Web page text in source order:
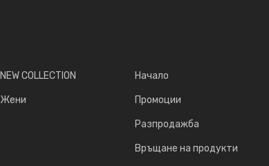
NEW COLLECTION
Жени
Начало
Промоции
Разпродажба
Връщане на продукти